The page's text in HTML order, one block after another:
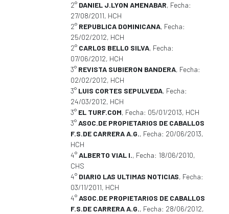
2° DANIEL J.LYON AMENABAR, Fecha:
27/08/2011, HCH
2° REPUBLICA DOMINICANA, Fecha:
25/02/2012, HCH
2° CARLOS BELLO SILVA, Fecha:
07/06/2012, HCH
3° REVISTA SUBIERON BANDERA, Fecha:
02/02/2012, HCH
3° LUIS CORTES SEPULVEDA, Fecha:
24/03/2012, HCH
3° EL TURF.COM, Fecha: 05/01/2013, HCH
3°ASOC.DE PROPIETARIOS DE CABALLOS
F.S.DE CARRERA A.G., Fecha: 20/06/2013,
HCH
4°ALBERTO VIAL I., Fecha: 18/06/2010,
CHS
4° DIARIO LAS ULTIMAS NOTICIAS, Fecha:
03/11/2011, HCH
4°ASOC.DE PROPIETARIOS DE CABALLOS
F.S.DE CARRERA A.G., Fecha: 28/06/2012,